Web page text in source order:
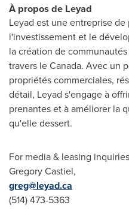
À propos de Leyad
Leyad est une entreprise
l'investissement et le
la création de
travers leCanada. Avec un
propriétés commerciales,
détail, Leyad s'engage à
prenantes et à améliorer la
qu'elle dessert.
For media & leasing
Gregory Castiel,
greg@leyad.ca
(514) 473-5363